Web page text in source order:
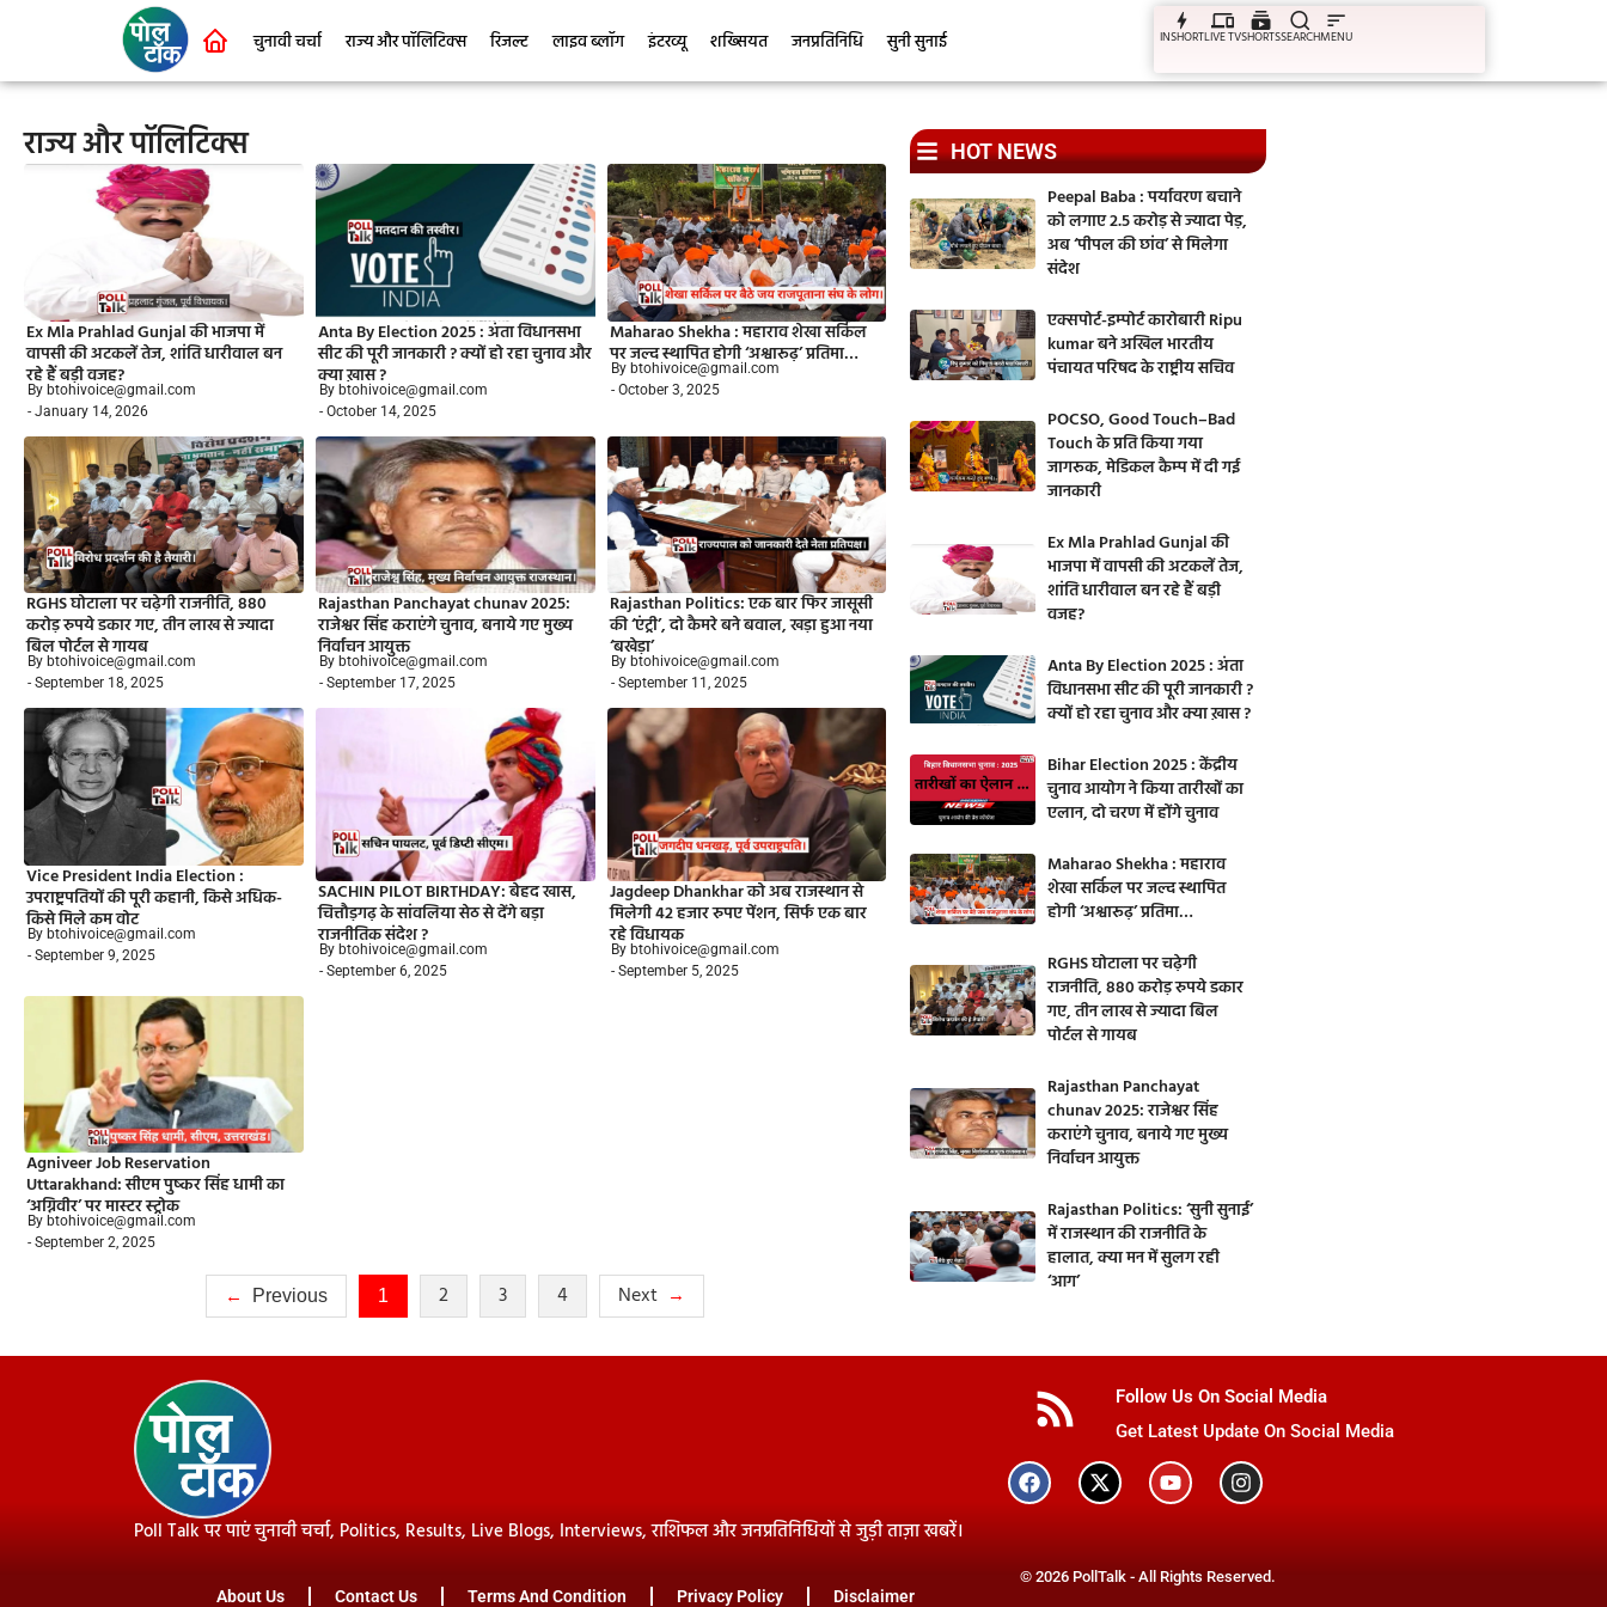
INSHORTLIVE TVSHORTSSEARCHMENU
चुनावी चर्चा राज्य और पॉलिटिक्स रिजल्ट लाइव ब्लॉग इंटरव्यू शख्सियत जनप्रतिनिधि सुनी सुनाई
राज्य और पॉलिटिक्स
Ex Mla Prahlad Gunjal की भाजपा में
वापसी की अटकलें तेज, शांति धारीवाल बन
रहे हैं बड़ी वजह?
By btohivoice@gmail.com
- January 14, 2026
Anta By Election 2025 : अंता विधानसभा
सीट की पूरी जानकारी ? क्यों हो रहा चुनाव और
क्या ख़ास ?
By btohivoice@gmail.com
- October 14, 2025
Maharao Shekha : महाराव शेखा सर्किल
पर जल्द स्थापित होगी ‘अश्वारूढ़’ प्रतिमा…
By btohivoice@gmail.com
- October 3, 2025
RGHS घोटाला पर चढ़ेगी राजनीति, 880
करोड़ रुपये डकार गए, तीन लाख से ज्यादा
बिल पोर्टल से गायब
By btohivoice@gmail.com
- September 18, 2025
Rajasthan Panchayat chunav 2025:
राजेश्वर सिंह कराएंगे चुनाव, बनाये गए मुख्य
निर्वाचन आयुक्त
By btohivoice@gmail.com
- September 17, 2025
Rajasthan Politics: एक बार फिर जासूसी
की ‘एंट्री’, दो कैमरे बने बवाल, खड़ा हुआ नया
‘बखेड़ा’
By btohivoice@gmail.com
- September 11, 2025
Vice President India Election :
उपराष्ट्रपतियों की पूरी कहानी, किसे अधिक-
किसे मिले कम वोट
By btohivoice@gmail.com
- September 9, 2025
SACHIN PILOT BIRTHDAY: बेहद खास,
चित्तौड़गढ़ के सांवलिया सेठ से देंगे बड़ा
राजनीतिक संदेश ?
By btohivoice@gmail.com
- September 6, 2025
Jagdeep Dhankhar को अब राजस्थान से
मिलेगी 42 हजार रुपए पेंशन, सिर्फ एक बार
रहे विधायक
By btohivoice@gmail.com
- September 5, 2025
Agniveer Job Reservation
Uttarakhand: सीएम पुष्कर सिंह धामी का
‘अग्निवीर’ पर मास्टर स्ट्रोक
By btohivoice@gmail.com
- September 2, 2025
Previous 1 2 3 4 Next
HOT NEWS
Peepal Baba : पर्यावरण बचाने
को लगाए 2.5 करोड़ से ज्यादा पेड़,
अब ‘पीपल की छांव’ से मिलेगा
संदेश
एक्सपोर्ट-इम्पोर्ट कारोबारी Ripu
kumar बने अखिल भारतीय
पंचायत परिषद के राष्ट्रीय सचिव
POCSO, Good Touch–Bad
Touch के प्रति किया गया
जागरूक, मेडिकल कैम्प में दी गई
जानकारी
Ex Mla Prahlad Gunjal की
भाजपा में वापसी की अटकलें तेज,
शांति धारीवाल बन रहे हैं बड़ी
वजह?
Anta By Election 2025 : अंता
विधानसभा सीट की पूरी जानकारी ?
क्यों हो रहा चुनाव और क्या ख़ास ?
Bihar Election 2025 : केंद्रीय
चुनाव आयोग ने किया तारीखों का
एलान, दो चरण में होंगे चुनाव
Maharao Shekha : महाराव
शेखा सर्किल पर जल्द स्थापित
होगी ‘अश्वारूढ़’ प्रतिमा…
RGHS घोटाला पर चढ़ेगी
राजनीति, 880 करोड़ रुपये डकार
गए, तीन लाख से ज्यादा बिल
पोर्टल से गायब
Rajasthan Panchayat
chunav 2025: राजेश्वर सिंह
कराएंगे चुनाव, बनाये गए मुख्य
निर्वाचन आयुक्त
Rajasthan Politics: ‘सुनी सुनाई’
में राजस्थान की राजनीति के
हालात, क्या मन में सुलग रही
‘आग’
Poll Talk पर पाएं चुनावी चर्चा, Politics, Results, Live Blogs, Interviews, राशिफल और जनप्रतिनिधियों से जुड़ी ताज़ा खबरें।
Follow Us On Social Media
Get Latest Update On Social Media
About Us Contact Us Terms And Condition Privacy Policy Disclaimer
© 2026 PollTalk - All Rights Reserved.